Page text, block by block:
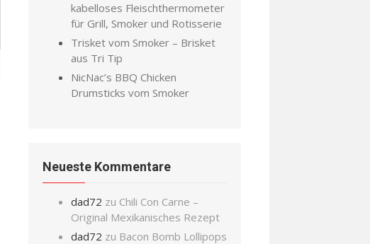
kabelloses Fleischthermometer
für Grill, Smoker und Rotisserie
Trisket vom Smoker – Brisket
aus Tri Tip
NicNac’s BBQ Chicken
Drumsticks vom Smoker
Neueste Kommentare
dad72 zu Chili Con Carne –
Original Mexikanisches Rezept
dad72 zu Bacon Bomb Lollipops